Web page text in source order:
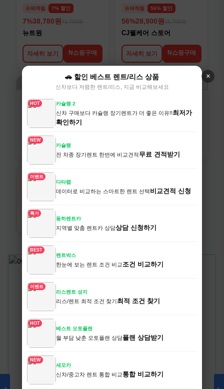
×
🚗 할인 베스트 렌트/리스 상품
신차보다 저렴한 렌트/리스, 지금 비교해보세요
HOT 카슐랭 2
신차 구매보다 카슐랭 장기렌트가 더 좋은 이유!!최저가
확인하기
NEW
카슐랭
전 차종 장기렌트 한번에 비교견적무료 견적받기
이벤트
다타랩
데이터로 비교하는 스마트한 렌트 선택비교견적 신청
특가
동하렌트카
지역별 맞춤 렌트카 상담상담 신청하기
BEST
렌트박스
한눈에 보는 렌트 조건 비교조건 비교하기
이벤트
리스렌트 성지
리스/렌트 최적 조건 찾기최적 조건 찾기
HOT
베스트 오토플랜
월 부담 낮춘 오토플랜 상담플랜 상담받기
NEW
세모카
신차/중고차 렌트 통합 비교통합 비교하기
슈퍼적립 7% 할인
7%38,780원
뉴트원
자세히 보기 N쇼핑구매
슈퍼적립 56% 할인
56%28,900원
CJ웰케어 스토어
자세히 보기 N쇼핑구매
슈퍼적립 21% 할인
72,700원92,000원
키즈텐
자세히 보기 N쇼핑구매
10
59%58,900원145,100원
›
생활/건강
전체보기
카테고리 상품 더 보기